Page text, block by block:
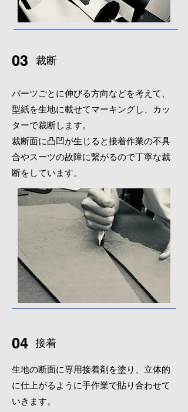
03 ​裁断
パーツごとに伸びる方向などを考えて、
型紙を生地に載せてマーキングし、カッ
ターで裁断します。
裁断面に凸凹が生じると接着作業の不具
合やスーツの故障に繋がるので丁寧な裁
断をしています。
04 ​接着
生地の断面に専用接着剤を塗り、立体的
に仕上がるように手作業で貼り合わせて
いきます。